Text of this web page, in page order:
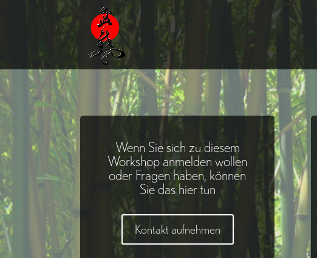
Wenn Sie sich zu diesem
Workshop anmelden wollen
oder Fragen haben, können
Sie das hier tun
Kontakt aufnehmen